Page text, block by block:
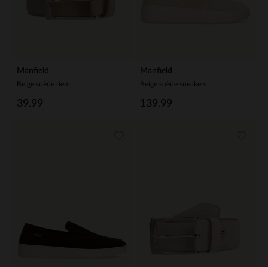
Manfield
Beige suède riem
39.99
Manfield
Beige suède sneakers
139.99